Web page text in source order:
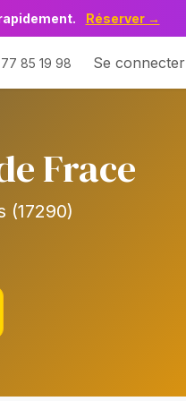
Réserver →
🎢 Le Parc en Délire
85 19 98 Se connecter
Frace
(17290)